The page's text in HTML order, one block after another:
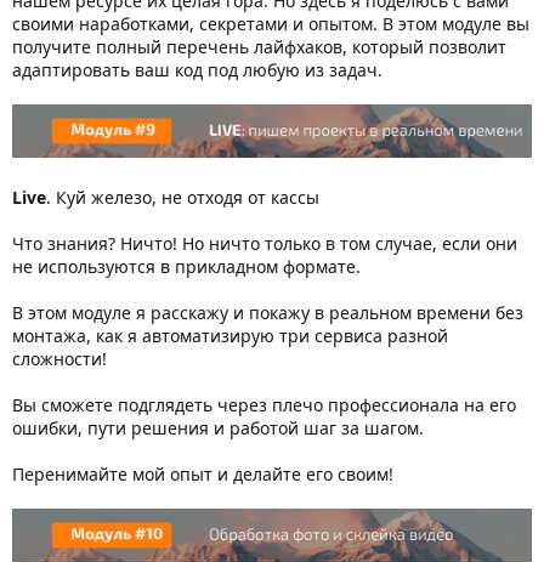
своими наработками, секретами и опытом. В этом модуле вы
получите полный перечень лайфхаков, который позволит
адаптировать ваш код под любую из задач.
Live. Куй железо, не отходя от кассы
Что знания? Ничто! Но ничто только в том случае, если они
не используются в прикладном формате.
В этом модуле я расскажу и покажу в реальном времени без
монтажа, как я автоматизирую три сервиса разной
сложности!
Вы сможете подглядеть через плечо профессионала на его
ошибки, пути решения и работой шаг за шагом.
Перенимайте мой опыт и делайте его своим!